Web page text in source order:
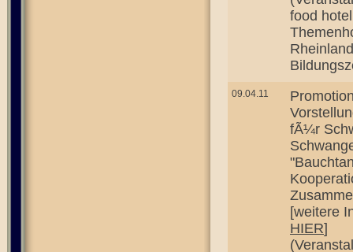
food
09.04.11
fÃ¼r
[weitere
HIER]